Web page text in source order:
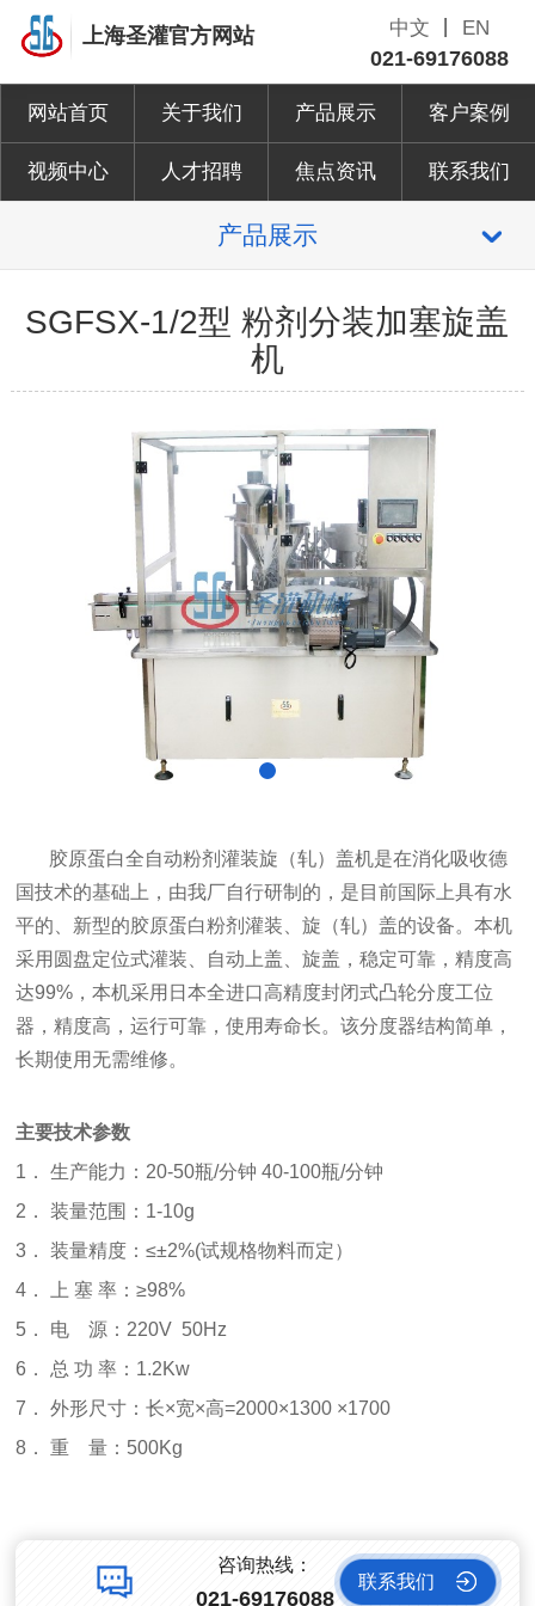
上海圣灌官方网站 中文 EN
021-69176088
网站首页 关于我们 产品展示 客户案例
视频中心 人才招聘 焦点资讯 联系我们
产品展示
SGFSX-1/2型 粉剂分装加塞旋盖
机
胶原蛋白全自动粉剂灌装旋（轧）盖机是在消化吸收德
国技术的基础上，由我厂自行研制的，是目前国际上具有水
平的、新型的胶原蛋白粉剂灌装、旋（轧）盖的设备。本机
采用圆盘定位式灌装、自动上盖、旋盖，稳定可靠，精度高
达99%，本机采用日本全进口高精度封闭式凸轮分度工位
器，精度高，运行可靠，使用寿命长。该分度器结构简单，
长期使用无需维修。
主要技术参数
1． 生产能力：20-50瓶/分钟 40-100瓶/分钟
2． 装量范围：1-10g
3． 装量精度：≤±2%(试规格物料而定）
4． 上 塞 率：≥98%
5． 电 源：220V 50Hz
6． 总 功 率：1.2Kw
7． 外形尺寸：长×宽×高=2000×1300 ×1700
8． 重 量：500Kg
咨询热线：
021-69176088
联系我们